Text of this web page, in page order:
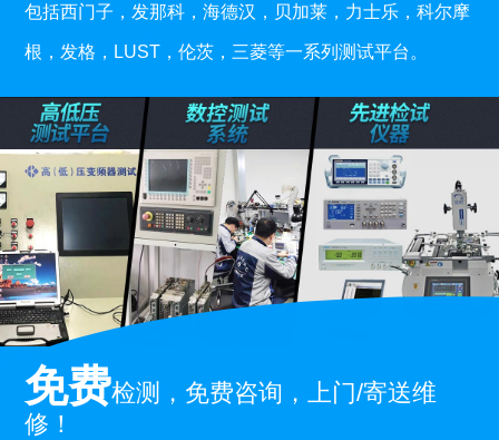
包括西门子，发那科，海德汉，贝加莱，力士乐，科尔摩
根，发格，LUST，伦茨，三菱等一系列测试平台。
免费检测，免费咨询，上门/寄送维
修！